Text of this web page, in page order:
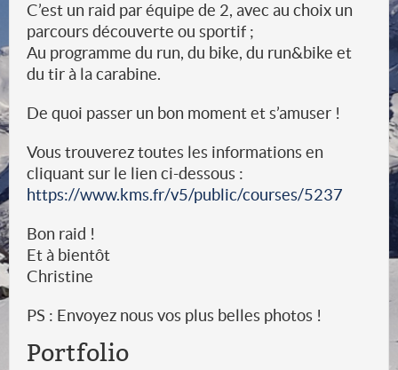
C’est un raid par équipe de 2, avec au choix un
parcours découverte ou sportif ;
Au programme du run, du bike, du run&bike et
du tir à la carabine.
De quoi passer un bon moment et s’amuser !
Vous trouverez toutes les informations en
cliquant sur le lien ci-dessous :
https://www.kms.fr/v5/public/courses/5237
Bon raid !
Et à bientôt
Christine
PS : Envoyez nous vos plus belles photos !
Portfolio